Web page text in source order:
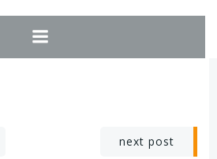
till
innehåll
next post